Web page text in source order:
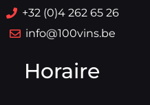
+32 (0)4 262 65 26
info@100vins.be
Horaire